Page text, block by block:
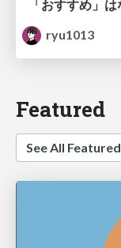
ryu1013
Featured
See All Featured